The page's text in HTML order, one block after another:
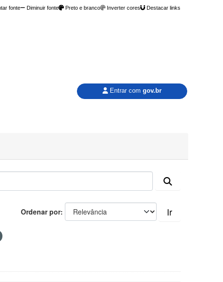
fonte Diminuir fonte Preto e branco Inverter cores Destacar links
Entrar com gov.br
Ordenar por Ir